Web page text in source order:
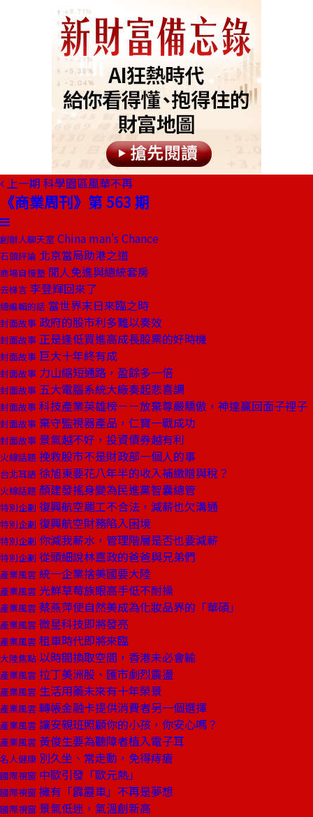
上一期 科學園區風華不再
《商業周刊》第 563 期
創辦人聊天室 China man's Chance
石頭評論 北京當局助港之道
商場自慢塾 閒人免進與總統套房
去梯言 李登輝回來了
總編輯的話 當世界末日來臨之時
封面故事 政府的股市利多難以奏效
封面故事 正是逢低買進高成長股票的好時機
封面故事 巨大十年終有成
封面故事 力山縮短通路，盈餘多一倍
封面故事 五大電腦系統大廠奏起悲喜調
封面故事 科技產業英雄榜－－放棄尊嚴驕傲，神達贏回面子裡子
封面故事 棄守監視器產品，仁寶一戰成功
封面故事 景氣越不好，投資債券越有利
火線話題 挽救股市不是財政部一個人的事
台北耳語 徐旭東要花八年半的收入補繳贈與稅？
火線話題 顏建發搖身變為民進黨智囊總管
特別企劃 復興航空罷工不合法，減薪也欠溝通
特別企劃 復興航空財務陷入困境
特別企劃 你減我薪水，管理階層是否也要減薪
特別企劃 從頭細說林嘉政的爸爸與兄弟們
產業風雲 統一企業捨美國要大陸
產業風雲 光鮮草莓族眼高手低不耐操
產業風雲 蔡燕萍使自然美成為化妝品界的「華碩」
產業風雲 微星科技即將發亮
產業風雲 租車時代即將來臨
大陸焦點 以時間換取空間，香港未必會輸
產業風雲 拉丁美洲股、匯市劇烈震盪
產業風雲 生活用藥未來有十年榮景
產業風雲 轉帳金融卡提供消費者另一個選擇
產業風雲 讓安親班照顧你的小孩，你安心嗎？
產業風雲 黃俊生要為聽障者植入電子耳
名人健康 別久坐、常走動，免得痔瘡
國際視窗 中歐引發「歐元熱」
國際視窗 擁有「霹靂車」不再是夢想
國際視窗 景氣低迷，氣溫創新高